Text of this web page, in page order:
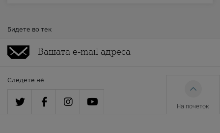
Бидете во тек
Следете нè
На почеток